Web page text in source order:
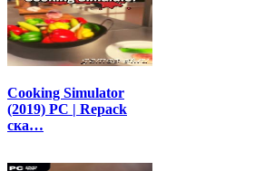
Cooking Simulator
(2019) PC | Repack
ска…